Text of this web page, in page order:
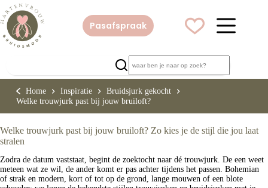
naar
de
inhoud
Pasafspraak
Home Inspiratie
Bruidsjurk gekocht
Welke trouwjurk past bij jouw bruiloft?
Welke trouwjurk past bij jouw bruiloft? Zo kies je de stijl die jou laat
stralen
Zodra de datum vaststaat, begint de zoektocht naar dé trouwjurk. De een weet
meteen wat ze wil, de ander komt er pas achter tijdens het passen. Bohemian
of strak en modern, kort of tot op de grond, lange mouwen of een blote